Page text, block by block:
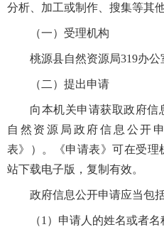
分析、加工或制作、搜集等其他
（一）受理机构
桃源县自然资源局319办公
（二）提出申请
向本机关申请获取政府信
自然资源局政府信息公开
表》）。《申请表》可在受理
站下载电子版，复制有效。
政府信息公开申请应当包
（1）申请人的姓名或者